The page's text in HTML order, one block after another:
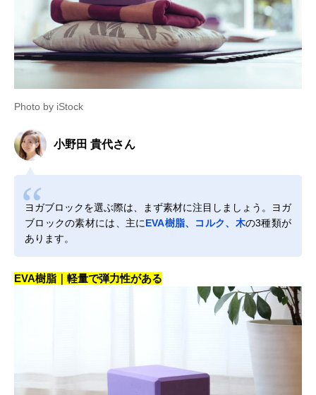
Photo by iStock
小野田 貴代さん
ヨガブロックを選ぶ際は、まず素材に注目しましょう。ヨガ
ブロックの素材には、主にEVA樹脂、コルク、木の3種類が
あります。
EVA樹脂｜軽量で弾力性がある